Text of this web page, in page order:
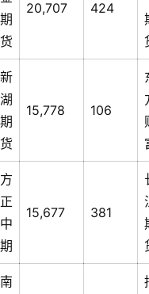
期
货
20,707 424
新
湖
期
货
15,778 106
方
正
中
期
15,677 381
南